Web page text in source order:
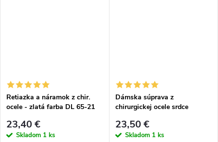
Retiazka a náramok z chir.
ocele - zlatá farba DL 65-21
23,40 €
Skladom 1 ks
Dámska súprava z
chirurgickej ocele srdce
23,50 €
Skladom 1 ks